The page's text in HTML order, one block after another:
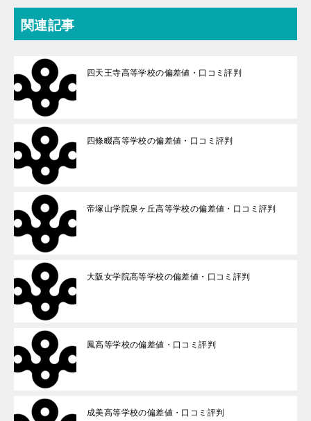
関連記事
四天王寺高等学校の偏差値・口コミ評判
四條畷高等学校の偏差値・口コミ評判
帝塚山学院泉ヶ丘高等学校の偏差値・口コミ評判
大阪女学院高等学校の偏差値・口コミ評判
鳳高等学校の偏差値・口コミ評判
成美高等学校の偏差値・口コミ評判